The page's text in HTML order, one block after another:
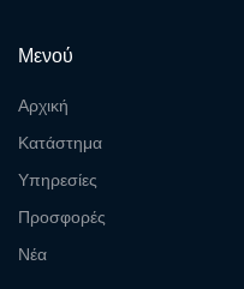
Μενού
Αρχική
Κατάστημα
Υπηρεσίες
Προσφορές
Νέα